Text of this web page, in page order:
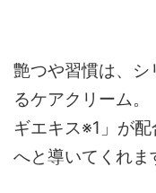
艶つや習慣は、
るケアクリーム
ギエキス※1」が
へと導いてくれま